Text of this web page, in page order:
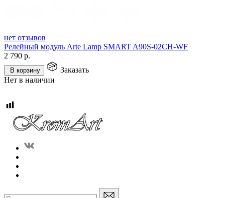
нет отзывов
Релейный модуль Arte Lamp SMART A90S-02CH-WF
2 790 р.
В корзину
Заказать
Нет в наличии